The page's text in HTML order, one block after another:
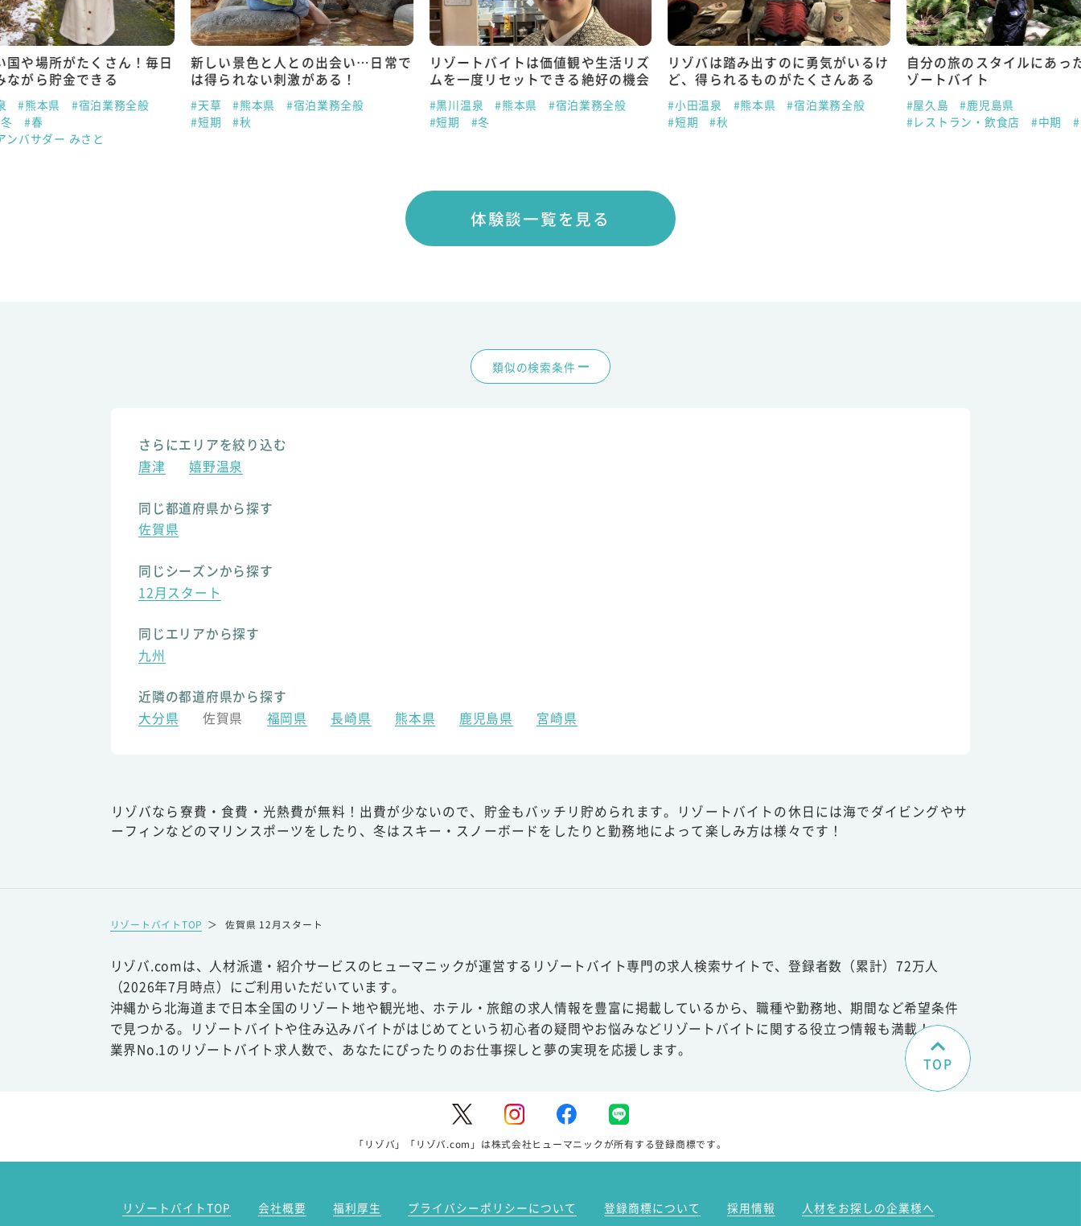
国や場所がたくさん！毎日
ながら貯金できる
#熊本県
#宿泊業務全般
#春
ンバサダー みさと
新しい景色と人との出会い…日常で
は得られない刺激がある！
#天草 #熊本県
#宿泊業務全般
#短期
#秋
リゾートバイトは価値観や生活リズ
ムを一度リセットできる絶好の機会
#黒川温泉 #熊本県
#宿泊業務全般
#短期
#冬
リゾバは踏み出すのに勇気がいるけ
ど、得られるものがたくさんある
#小田温泉 #熊本県
#宿泊業務全般
#短期
#秋
自分の旅のスタイルにあっ
ゾートバイト
#屋久島
#鹿児島県
#レストラン・飲食店
#中期
体験談一覧を見る
類似の検索条件
さらにエリアを絞り込む
唐津
嬉野温泉
同じ都道府県から探す
佐賀県
同じシーズンから探す
12月スタート
同じエリアから探す
九州
近隣の都道府県から探す
大分県
佐賀県 福岡県 長崎県 熊本県 鹿児島県 宮崎県
リゾバなら寮費・食費・光熱費が無料！出費が少ないので、貯金もバッチリ貯められます。リゾートバイトの休日には海でダイビングやサ
ーフィンなどのマリンスポーツをしたり、冬はスキー・スノーボードをしたりと勤務地によって楽しみ方は様々です！
リゾートバイトTOP ＞ 佐賀県 12月スタート
リゾバ.comは、人材派遣・紹介サービスのヒューマニックが運営するリゾートバイト専門の求人検索サイトで、登録者数（累計）72万人
（2026年7月時点）にご利用いただいています。
沖縄から北海道まで日本全国のリゾート地や観光地、ホテル・旅館の求人情報を豊富に掲載しているから、職種や勤務地、期間など希望条件
で見つかる。リゾートバイトや住み込みバイトがはじめてという初心者の疑問やお悩みなどリゾートバイトに関する役立つ情報も満載！
業界No.1のリゾートバイト求人数で、あなたにぴったりのお仕事探しと夢の実現を応援します。
TOP
「リゾバ」「リゾバ.com」は株式会社ヒューマニックが所有する登録商標です。
リゾートバイトTOP 会社概要 福利厚生 プライバシーポリシーについて 登録商標について 採用情報
人材をお探しの企業様へ